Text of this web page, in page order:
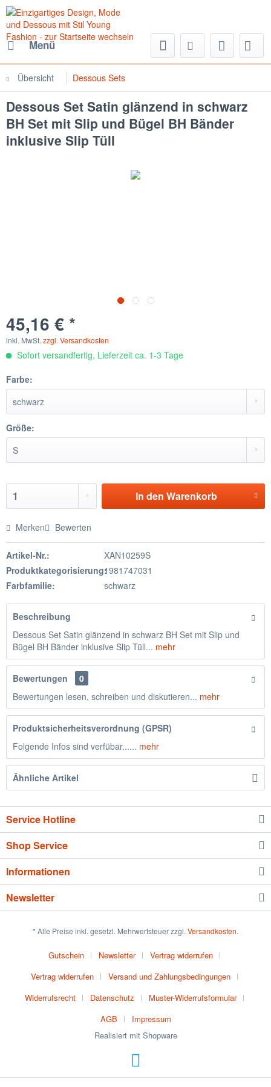
Menü
Übersicht Dessous Sets
Dessous Set Satin glänzend in schwarz
BH Set mit Slip und Bügel BH Bänder
inklusive Slip Tüll
45,16 € *
inkl. MwSt. zzgl. Versandkosten
Sofort versandfertig, Lieferzeit ca. 1-3 Tage
Farbe:
Größe:
In den Warenkorb
Merken Bewerten
Artikel-Nr.:
XAN10259S
Produktkategorisierung:1981747031
Farbfamilie:
schwarz
Beschreibung
Dessous Set Satin glänzend in schwarz BH Set mit Slip und
Bügel BH Bänder inklusive Slip Tüll... mehr
Bewertungen
0
Bewertungen lesen, schreiben und diskutieren... mehr
Produktsicherheitsverordnung (GPSR)
Folgende Infos sind verfübar...... mehr
Ähnliche Artikel
Service Hotline
Shop Service
Informationen
Newsletter
* Alle Preise inkl. gesetzl. Mehrwertsteuer zzgl. Versandkosten.
Gutschein Newsletter
Vertrag widerrufen
Vertrag widerrufen
Versand und Zahlungsbedingungen
Widerrufsrecht
Datenschutz
Muster-Widerrufsformular
AGB
Impressum
Realisiert mit Shopware